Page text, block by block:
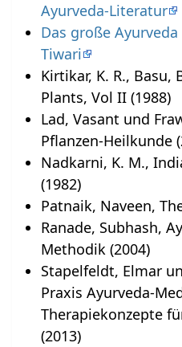
Ayurveda-Literatur
Das große
Tiwari
Kirtikar, K. R., Basu,
Plants, Vol II (1988)
Lad, Vasant und
Pflanzen-Heilkunde
Nadkarni, K. M.,
(1982)
Patnaik, Naveen,
Ranade, Subhash,
Methodik (2004)
Stapelfeldt, Elmar
Praxis Ayurveda-
Therapiekonzepte
(2013)